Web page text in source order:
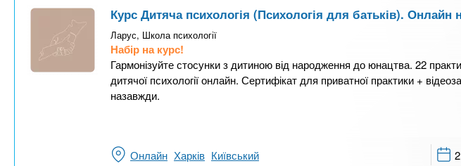
Курс Дитяча психологія (Психологія для батьків). Онлайн
Ларус, Школа психології
Набір на курс!
Гармонізуйте стосунки з дитиною від народження до юнацтва. 22
дитячої психології онлайн. Сертифікат для приватної практики +
назавжди.
Онлайн Харків Київський